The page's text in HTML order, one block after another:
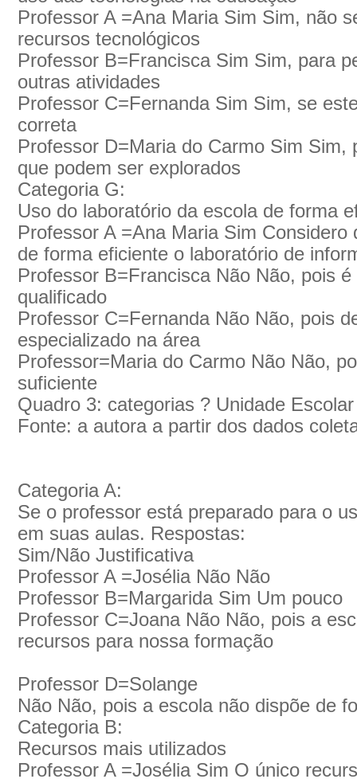
Professor A =Ana Maria Sim Sim, não
recursos tecnológicos
Professor B=Francisca Sim Sim, para
outras atividades
Professor C=Fernanda Sim Sim, se
correta
Professor D=Maria do Carmo Sim Sim,
que podem ser explorados
Categoria G:
Uso do laboratório da escola de forma
Professor A =Ana Maria Sim
de forma eficiente o laboratório de
Professor B=Francisca Não Não, pois
qualificado
Professor C=Fernanda Não Não, pois
especializado na área
Professor=Maria do Carmo Não Não,
suficiente
Quadro 3: categorias ? Unidade
Fonte: a autora a partir dos dados
Categoria A:
Se o professor está preparado para o
em suas aulas. Respostas:
Sim/Não Justificativa
Professor A =Josélia Não Não
Professor B=Margarida Sim Um pouco
Professor C=Joana Não Não, pois a
recursos para nossa formação
Professor D=Solange
Não Não, pois a escola não dispõe de
Categoria B:
Recursos mais utilizados
Professor A =Josélia Sim O único